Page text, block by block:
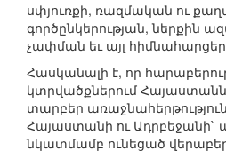
սփյուռքի, ռազմական ու
գործընկերության, ներքին
չափման եւ այլ
Հասկանալի է, որ
կտրվածքներում Հայաստանն
տարբեր
Հայաստանի ու Ադրբեջանի`
նկատմամբ ունեցած